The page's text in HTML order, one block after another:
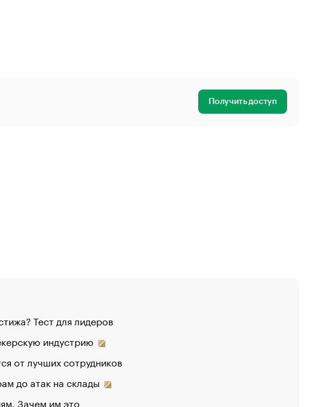
Получить доступ
Тест для лидеров
индустрию
от лучших сотрудников
до атак на склады
Зачем им это